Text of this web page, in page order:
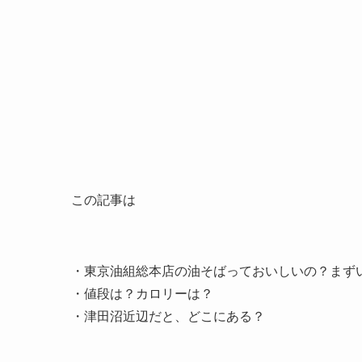
この記事は
・東京油組総本店の油そばっておいしいの？まず
・値段は？カロリーは？
・津田沼近辺だと、どこにある？